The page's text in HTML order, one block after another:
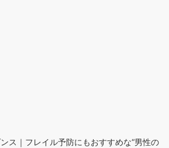
ス｜フレイル予防にもおすすめな“男性の